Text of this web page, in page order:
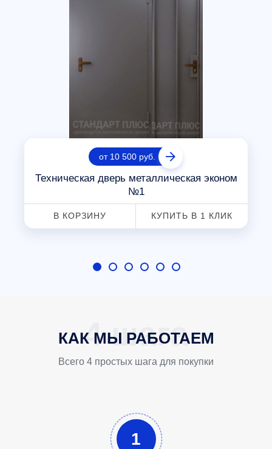
от 10 500 руб.
Техническая дверь металлическая эконом
№1
В КОРЗИНУ КУПИТЬ В 1 КЛИК
КАК МЫ РАБОТАЕМ
Всего 4 простых шага для покупки
1